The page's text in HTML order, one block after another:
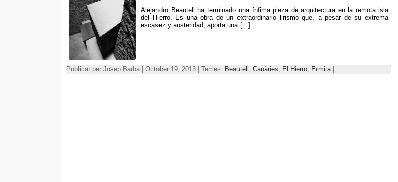
Alejandro Beautell ha terminado una ínfima pieza de arquitectura en la remota isla
del Hierro. Es una obra de un extraordinario lirismo que
a pesar de su extrema
escasez y austeridad aporta una [...]
Publicat per Josep Barba | October 19, 2013 | Temes: Beautell Canàries El Hierro Ermita